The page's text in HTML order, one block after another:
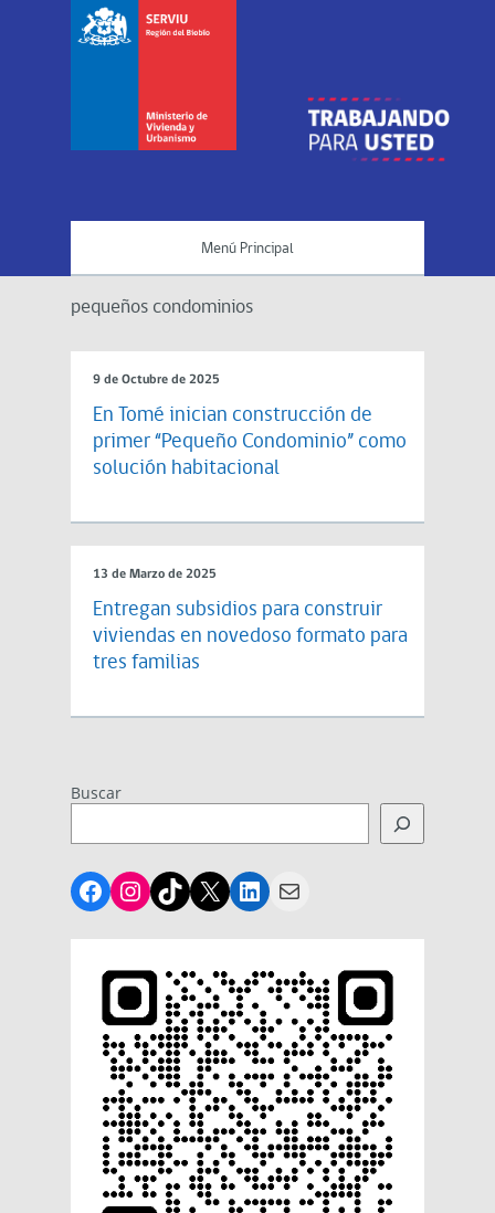
Menú Principal
pequeños condominios
9 de Octubre de 2025
En Tomé inician construcción de
primer “Pequeño Condominio” como
solución habitacional
13 de Marzo de 2025
Entregan subsidios para construir
viviendas en novedoso formato para
tres familias
Buscar
Facebook
Instagram
TikTok
X LinkedIn
Mail